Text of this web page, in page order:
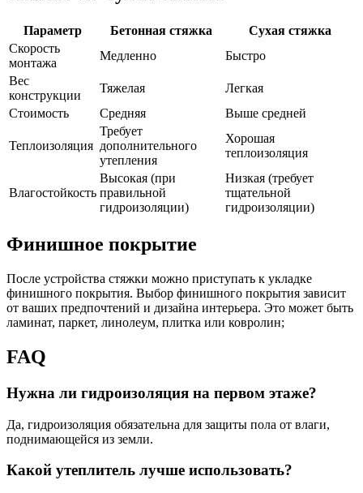
Параметр Бетонная стяжка
Сухая стяжка
Скорость
монтажа
Медленно
Быстро
Вес
конструкции
Тяжелая
Легкая
Стоимость
Средняя Выше средней
Теплоизоляция
Требует
дополнительного
утепления
Хорошая
теплоизоляция
Влагостойкость
Высокая (при
правильной
гидроизоляции)
Низкая (требует
тщательной
гидроизоляции)
Финишное покрытие
После устройства стяжки можно приступать к укладке
финишного покрытия. Выбор финишного покрытия зависит
от ваших предпочтений и дизайна интерьера. Это может быть
ламинат, паркет, линолеум, плитка или ковролин;
FAQ
Нужна ли гидроизоляция на первом этаже?
Да, гидроизоляция обязательна для защиты пола от влаги,
поднимающейся из земли.
Какой утеплитель лучше использовать?